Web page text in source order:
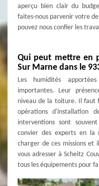
aperçu bien clair du
faites-nous parvenir votre
pouvez nous confier les
Qui peut mettre en
Sur Marne dans le
Les humidités
importantes. Leur
niveau de la toiture. Il faut
opérations d'installation
interventions sont
convier des experts en la
charger de ces missions et
vous adresser à Scheitz
tous les équipements pour